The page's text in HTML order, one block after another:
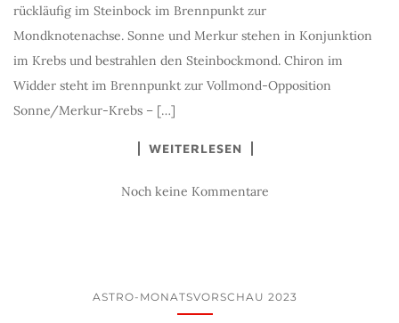
rückläufig im Steinbock im Brennpunkt zur
Mondknotenachse. Sonne und Merkur stehen in Konjunktion
im Krebs und bestrahlen den Steinbockmond. Chiron im
Widder steht im Brennpunkt zur Vollmond-Opposition
Sonne/Merkur-Krebs – […]
WEITERLESEN
Noch keine Kommentare
ASTRO-MONATSVORSCHAU 2023